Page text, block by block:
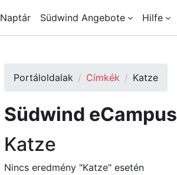
Naptár Südwind Angebote Hilfe
Portáloldalak Címkék Katze
Südwind eCampus
Katze
Nincs eredmény "Katze" esetén